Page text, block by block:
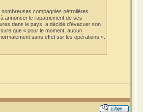
compagnies pétrolières
annoncer le rapatriement de ses
dans le pays, a décidé d’évacuer son
que « pour le moment, aucun
sans effet sur les opérations ».